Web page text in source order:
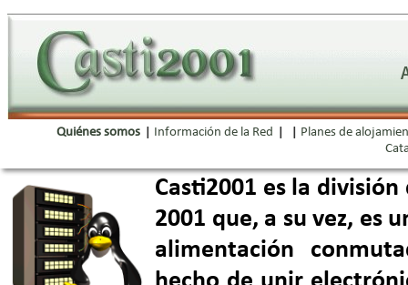
Quiénes somos Información de la Red
Planes de
Casti2001 es la
2001 que, a su vez, es
alimentación